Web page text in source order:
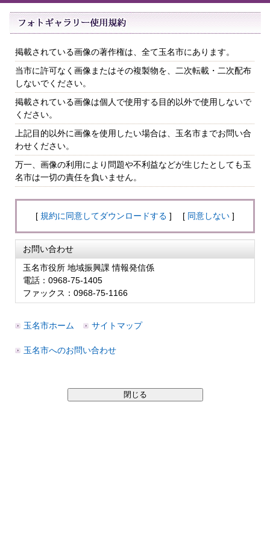
掲載されている画像の著作権は、全て玉名市にあります。
当市に許可なく画像またはその複製物を、二次転載・二次配布
しないでください。
掲載されている画像は個人で使用する目的以外で使用しないで
ください。
上記目的以外に画像を使用したい場合は、玉名市までお問い合
わせください。
万一、画像の利用により問題や不利益などが生じたとしても玉
名市は一切の責任を負いません。
[ 規約に同意してダウンロードする ] [ 同意しない ]
お問い合わせ
玉名市役所 地域振興課 情報発信係
電話：0968-75-1405
ファックス：0968-75-1166
玉名市ホーム サイトマップ
玉名市へのお問い合わせ